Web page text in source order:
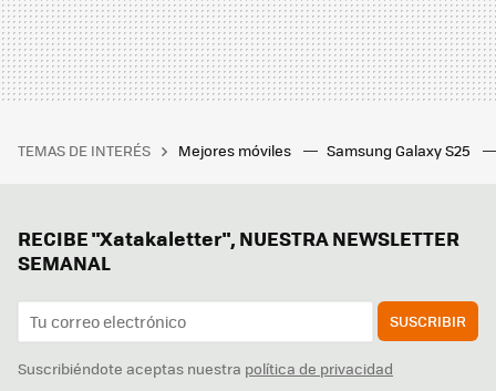
TEMAS DE INTERÉS Mejores móviles Samsung Galaxy S25
RECIBE "Xatakaletter", NUESTRA NEWSLETTER
SEMANAL
SUSCRIBIR
Suscribiéndote aceptas nuestra política de privacidad